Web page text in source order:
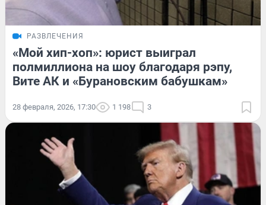
РАЗВЛЕЧЕНИЯ
«Мой хип-хоп»: юрист выиграл
полмиллиона на шоу благодаря рэпу,
Вите АК и «Бурановским бабушкам»
28 февраля, 2026, 17:30 1 198 3